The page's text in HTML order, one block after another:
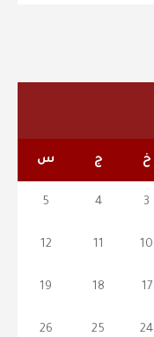
خ ج س
3
4
5
10
11
12
17
18
19
24
25
26